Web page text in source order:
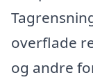
overflade
og andre